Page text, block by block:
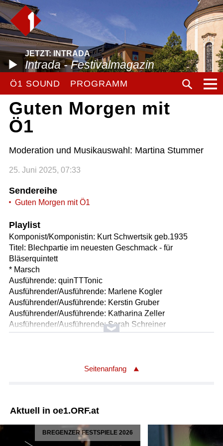
JETZT: INTRADA
Intrada - Festivalmagazin
Ö1 SOUND PROGRAMM
Guten Morgen mit
Ö1
Moderation und Musikauswahl: Martina Stummer
25. Juni 2025, 07:33
Sendereihe
Guten Morgen mit Ö1
Playlist
Komponist/Komponistin: Kurt Schwertsik geb.1935
Titel: Blechpartie im neuesten Geschmack - für
Bläserquintett
* Marsch
Ausführende: quinTTTonic
Ausführender/Ausführende: Marlene Kogler
Ausführender/Ausführende: Kerstin Gruber
Ausführender/Ausführende: Katharina Zeller
Ausführender/Ausführende: Sarah Schreiner
Ausführender/Ausführende: Anna Guggenberger
Überschrift i.d.Abschrift : "Air russe")
Solist/Solistin: Alfred Brendel
Länge: 01:53 min
Seitenanfang
Aktuell in oe1.ORF.at
BREGENZER FESTSPIELE 2026